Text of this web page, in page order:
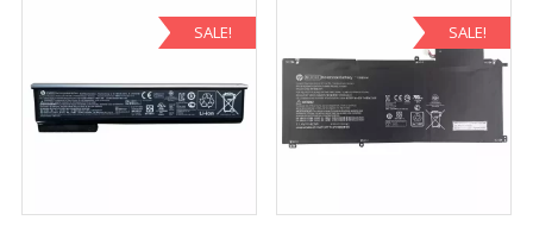
SALE! SALE!